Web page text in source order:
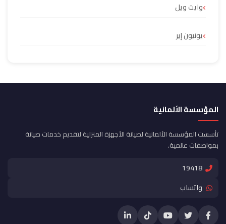
وايت ويل
يونيون إير
المؤسسة الألمانية
تأسست المؤسسة الألمانية لصيانة الأجهزة المنزلية لتقديم خدمات صيانة
بمواصفات عالمية.
19418
واتساب